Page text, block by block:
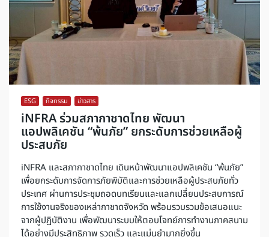
ESG กิจกรรม ข่าวสาร
iNFRA ร่วมสภากาชาดไทย พัฒนา
แอปพลิเคชัน “พ้นภัย” ยกระดับการช่วยเหลือผู้
ประสบภัย
iNFRA และสภากาชาดไทย เดินหน้าพัฒนาแอปพลิเคชัน “พ้นภัย”
เพื่อยกระดับการจัดการภัยพิบัติและการช่วยเหลือผู้ประสบภัยทั่ว
ประเทศ ผ่านการประชุมถอดบทเรียนและแลกเปลี่ยนประสบการณ์
การใช้งานจริงของเหล่ากาชาดจังหวัด พร้อมรวบรวมข้อเสนอแนะ
จากผู้ปฏิบัติงาน เพื่อพัฒนาระบบให้ตอบโจทย์การทำงานภาคสนาม
ได้อย่างมีประสิทธิภาพ รวดเร็ว และแม่นยำมากยิ่งขึ้น